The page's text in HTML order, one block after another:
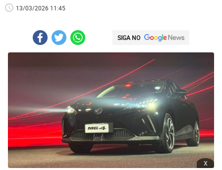
13/03/2026 11:45
SIGA NO
x